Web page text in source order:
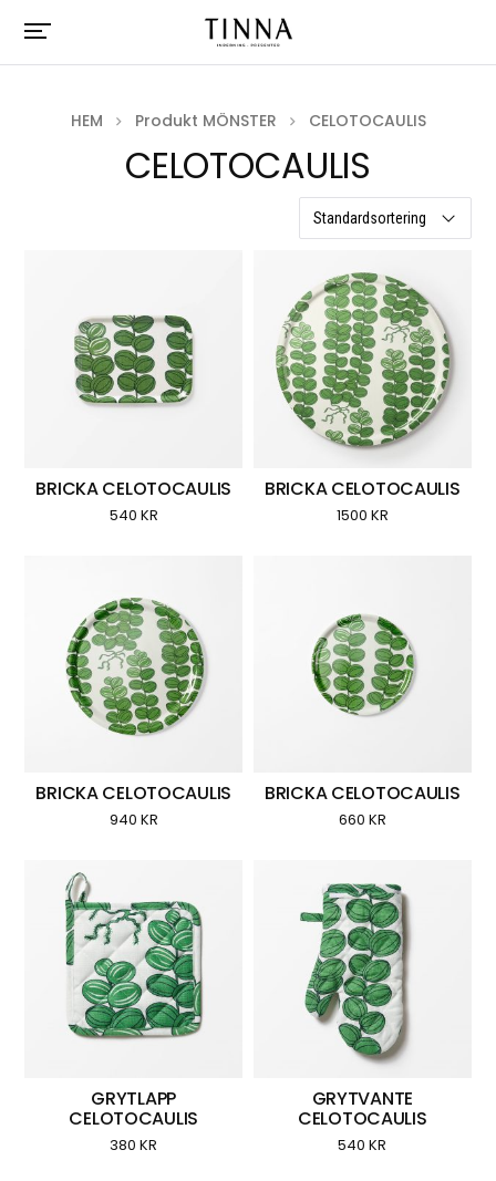
HEM Produkt MÖNSTER CELOTOCAULIS
CELOTOCAULIS
BRICKA CELOTOCAULIS
540 KR
BRICKA CELOTOCAULIS
1500 KR
BRICKA CELOTOCAULIS
940 KR
BRICKA CELOTOCAULIS
660 KR
GRYTLAPP
CELOTOCAULIS
380KR
GRYTVANTE
CELOTOCAULIS
540KR